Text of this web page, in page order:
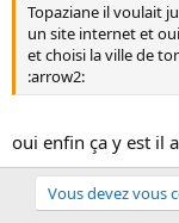
Topaziane il voulait
un site internet et
et choisi la ville de
:arrow2:
oui enfin ça y est il
Vous devez vous